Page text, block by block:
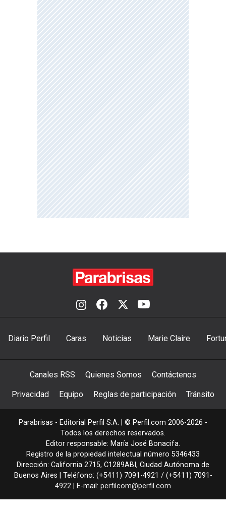
Diario Perfil Caras Noticias Marie Claire
Canales RSS Quienes Somos Contáctenos
Privacidad Equipo Reglas de participación Tránsito
Parabrisas - Editorial Perfil S.A. | © Perfil.com 2006-2026 -
Todos los derechos reservados.
Editor responsable: María José Bonacifa.
Registro de la propiedad intelectual número 5346433
Dirección: California 2715, C1289ABI , Ciudad Autónoma de
Buenos Aires | Teléfono: (+5411) 7091-4921 / (+5411) 7091-
4922 | E-mail: perfilcom@perfil.com